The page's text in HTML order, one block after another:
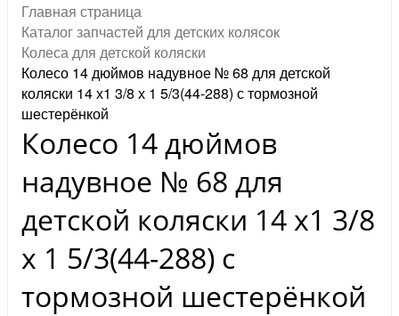
Главная страница
Каталог запчастей для детских колясок
Колеса для детской коляски
Колесо 14 дюймов надувное № 68 для детской
коляски 14 х1 3/8 х 1 5/3(44-288) с тормозной
шестерёнкой
Колесо 14 дюймов
надувное № 68 для
детской коляски 14 х1 3/8
х 1 5/3(44-288) с
тормозной шестерёнкой